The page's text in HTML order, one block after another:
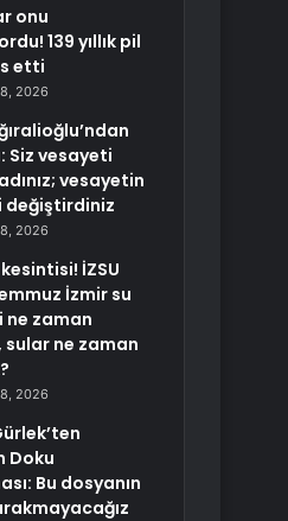
onu
139 yıllık pil
etti
2026
Siz vesayeti
vesayetin
değiştirdiniz
2026
İZSU
İzmir su
ne zaman
ne zaman
2026
Doku
Bu dosyanın